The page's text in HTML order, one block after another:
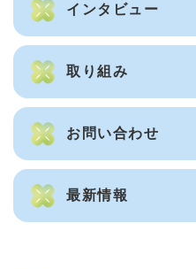
インタビュー
取り組み
お問い合わせ
最新情報